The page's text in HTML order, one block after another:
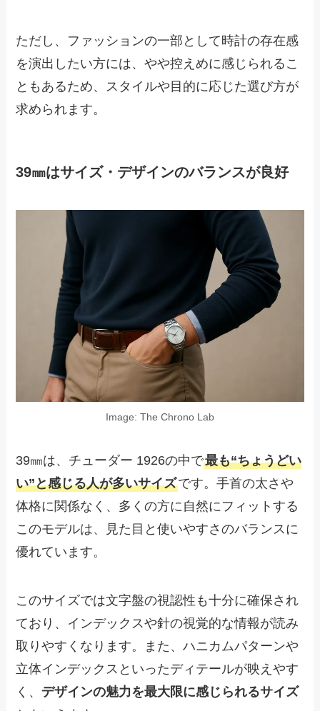
ただし、ファッションの一部として時計の存在感
を演出したい方には、やや控えめに感じられるこ
ともあるため、スタイルや目的に応じた選び方が
求められます。
39㎜はサイズ・デザインのバランスが良好
Image: The Chrono Lab
39㎜は、チューダー 1926の中で最も“ちょうどい
い”と感じる人が多いサイズです。手首の太さや
体格に関係なく、多くの方に自然にフィットする
このモデルは、見た目と使いやすさのバランスに
優れています。
このサイズでは文字盤の視認性も十分に確保され
ており、インデックスや針の視覚的な情報が読み
取りやすくなります。また、ハニカムパターンや
立体インデックスといったディテールが映えやす
く、 デザインの魅力を最大限に感じられるサイズ